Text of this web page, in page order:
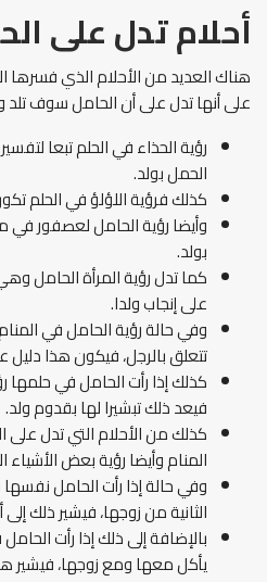
أحلام تدل على
هناك العديد من الأحلام الذي فسرها
على أنها تدل على أن الحامل سوف تلد
رؤية الحذاء في الحلم تبعا
الحمل بولد.
كذلك فرؤية اللؤلؤ في الحلم
وأيضا رؤية الحامل لعصفور
بولد.
كما تدل رؤية المرأة الحامل
على إنجاب ولدا.
وفي حالة رؤية الحامل في
تتعلق بالرجل، فيكون هذا دليل
كذلك إذا رأت الحامل في حلمها
فيعد ذلك تبشيرا لها بقدوم ولد.
كذلك من الأحلام التي تدل على
المنام وأيضا رؤية بعض الأشياء
وفي حالة إذا رأت الحامل
الثانية من زوجها، فيشير ذلك
بالإضافة إلى ذلك إذا رأت
يأكل معها ومع زوجها، فيشير